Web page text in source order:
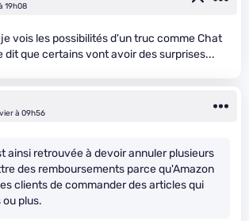
19h08
vois les possibilités d'un truc comme Chat
dit que certains vont avoir des surprises...
à 09h56
ainsi retrouvée à devoir annuler plusieurs
des remboursements parce qu'Amazon
clients de commander des articles qui
plus.